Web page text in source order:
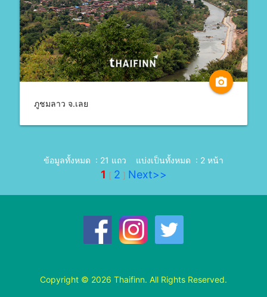
camera_alt
ภูชมลาว จ.เลย
ข้อมูลทั้งหมด : 21 แถว แบ่งเป็นทั้งหมด : 2 หน้า
1 [ 2 ] Next>>
Copyright © 2026 Thaifinn. All Rights Reserved.